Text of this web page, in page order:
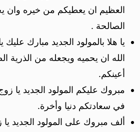
العظيم ان يعطيكم من خيره وان
الصالحة .
يا هلا بالمولود الجديد مبارك
الله ان يحميه ويجعله من الذرية
أعينكم.
مبروك عليكم المولود الجديد يا
في سعادتكم دنيا وأخرة.
ألف مبروك على المولود الجديد